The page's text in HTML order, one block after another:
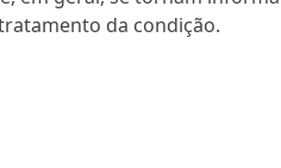
da condição.